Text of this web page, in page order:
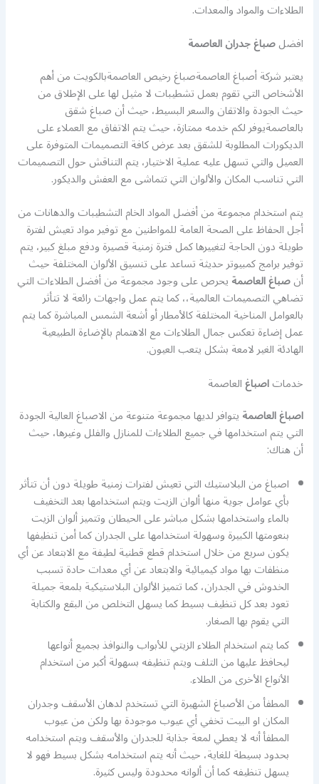
الطلاءات والمواد والمعدات.
افضلصباغ جدران العاصمة
يعتبر شركة أصباغ العاصمةصباغ رخيص العاصمةبالكويت من أهم
الأشخاص التي تقوم بعمل تشطيبات لا مثيل لها على الإطلاق من
حيث الجودة والاتقان والسعر البسيط، حيث أن صباغ شقق
بالعاصمةيوفر لكم خدمه ممتازة، حيث يتم الاتفاق مع العملاء على
الديكورات المطلوبة للشقق بعد عرض كافة التصميمات المتوفرة على
العميل والتي تسهل عليه عملية الاختيار، يتم التناقش حول التصميمات
التي تناسب المكان والألوان التي تتماشى مع العفش والديكور.
يتم استخدام مجموعة من أفضل المواد الخام التشطيبات والدهانات من
أجل الحفاظ على الصحة العامة للمواطنين مع توفير مواد تعيش لفترة
طويلة دون الحاجة لتغييرها كمل فترة زمنية قصيرة ودفع مبلغ كبير، يتم
توفير برامج كمبيوتر حديثة تساعد على تنسيق الألوان المختلفة حيث
أنصباغ العاصمةيحرص على وجود مجموعة من أفضل الطلاءات التي
تضاهي التصميمات العالمية،، كما يتم عمل واجهات رائعة لا تتأثر
بالعوامل المناخية المختلفة كالأمطار أو أشعة الشمس المباشرة كما يتم
عمل إضاءة تعكس جمال الطلاءات مع الاهتمام بالإضاءة الطبيعية
الهادئة الغير لامعة بشكل يتعب العيون.
خدماتاصباغالعاصمة
اصباغ العاصمةيتوافر لديها مجموعة متنوعة من الاصباغ العالية الجودة
التي يتم استخدامها في جميع الطلاءات للمنازل والفلل وغيرها، حيث
أن هناك:
اصباغ من البلاستيك التي تعيش لفترات زمنية طويلة دون أن تتأثر
بأي عوامل جوية منها ألوان الزيت ويتم استخدامها بعد التخفيف
بالماء واستخدامها بشكل مباشر على الحيطان وتتميز ألوان الزيت
بنعومتها الكبيرة وسهولة استخدامها على الجدران كما أمن تنظيفها
يكون سريع من خلال استخدام قطع قطنية لطيفة مع الابتعاد عن أي
منظفات بها مواد كيميائية والابتعاد عن أي معدات حادة تسبب
الخدوش في الجدران، كما تتميز الألوان البلاستيكية بلمعة جميلة
تعود بعد كل تنظيف بسيط كما يسهل التخلص من البقع والكتابة
التي يقوم بها الصغار.
كما يتم استخدام الطلاء الزيتي للأبواب والنوافذ بجميع أنواعها
ليحافظ عليها من التلف ويتم تنظيفه بسهولة أكبر من استخدام
الأنواع الأخرى من الطلاء.
المطفأ من الأصباغ الشهيرة التي تستخدم لدهان الأسقف وجدران
المكان او البيت تخفي أي عيوب موجودة بها ولكن من عيوب
المطفأ أنه لا يعطي لمعة جذابة للجدران والأسقف ويتم استخدامه
بحدود بسيطة للغاية، حيث أنه يتم استخدامه بشكل بسيط فهو لا
يسهل تنظيفه كما أن ألوانه محدودة وليس كثيرة.